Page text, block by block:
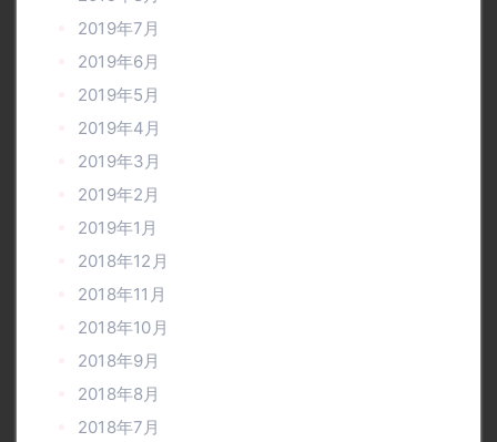
2019年7月
2019年6月
2019年5月
2019年4月
2019年3月
2019年2月
2019年1月
2018年12月
2018年11月
2018年10月
2018年9月
2018年8月
2018年7月